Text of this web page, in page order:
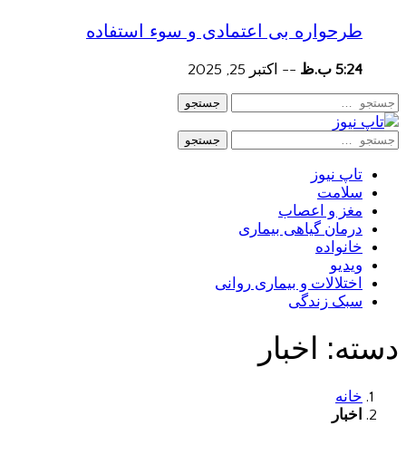
طرحواره بی اعتمادی و سوء استفاده
5:24 ب.ظ -- اکتبر 25, 2025
جستجو
جستجو
تاپ نیوز
سلامت
مغز و اعصاب
درمان گیاهی بیماری
خانواده
ویدیو
اختلالات و بیماری روانی
سبک زندگی
دسته: اخبار
خانه
اخبار